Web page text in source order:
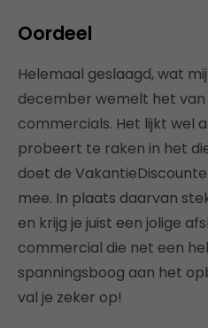
Oordeel
Helemaal geslaagd, wat
december wemelt het
commercials. Het lijkt wel
probeert te raken in het
doet de
mee. In plaats daarvan
en krijg je juist een jolige
commercial die net een
spanningsboog aan het
val je zeker op!